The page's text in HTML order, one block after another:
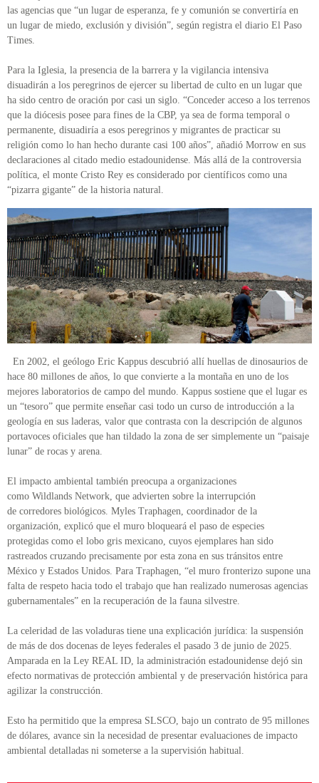
las agencias que “un lugar de esperanza, fe y comunión se convertiría en
un lugar de miedo, exclusión y división”, según registra el diario El Paso
Times.
Para la Iglesia, la presencia de la barrera y la vigilancia intensiva
disuadirán a los peregrinos de ejercer su libertad de culto en un lugar que
ha sido centro de oración por casi un siglo. “Conceder acceso a los terrenos
que la diócesis posee para fines de la CBP, ya sea de forma temporal o
permanente, disuadiría a esos peregrinos y migrantes de practicar su
religión como lo han hecho durante casi 100 años”, añadió Morrow en sus
declaraciones al citado medio estadounidense. Más allá de la controversia
política, el monte Cristo Rey es considerado por científicos como una
“pizarra gigante” de la historia natural.
En 2002, el geólogo Eric Kappus descubrió allí huellas de dinosaurios de
hace 80 millones de años, lo que convierte a la montaña en uno de los
mejores laboratorios de campo del mundo. Kappus sostiene que el lugar es
un “tesoro” que permite enseñar casi todo un curso de introducción a la
geología en sus laderas, valor que contrasta con la descripción de algunos
portavoces oficiales que han tildado la zona de ser simplemente un “paisaje
lunar” de rocas y arena.
El impacto ambiental también preocupa a organizaciones
como Wildlands Network, que advierten sobre la interrupción
de corredores biológicos. Myles Traphagen, coordinador de la
organización, explicó que el muro bloqueará el paso de especies
protegidas como el lobo gris mexicano, cuyos ejemplares han sido
rastreados cruzando precisamente por esta zona en sus tránsitos entre
México y Estados Unidos. Para Traphagen, “el muro fronterizo supone una
falta de respeto hacia todo el trabajo que han realizado numerosas agencias
gubernamentales” en la recuperación de la fauna silvestre.
La celeridad de las voladuras tiene una explicación jurídica: la suspensión
de más de dos docenas de leyes federales el pasado 3 de junio de 2025.
Amparada en la Ley REAL ID, la administración estadounidense dejó sin
efecto normativas de protección ambiental y de preservación histórica para
agilizar la construcción.
Esto ha permitido que la empresa SLSCO, bajo un contrato de 95 millones
de dólares, avance sin la necesidad de presentar evaluaciones de impacto
ambiental detalladas ni someterse a la supervisión habitual.